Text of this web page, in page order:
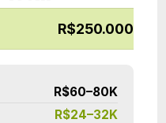
R$250.000
R$60–80K
R$24–32K